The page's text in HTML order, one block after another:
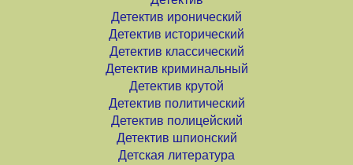
Детектив иронический
Детектив исторический
Детектив классический
Детектив криминальный
Детектив крутой
Детектив политический
Детектив полицейский
Детектив шпионский
Детская литература